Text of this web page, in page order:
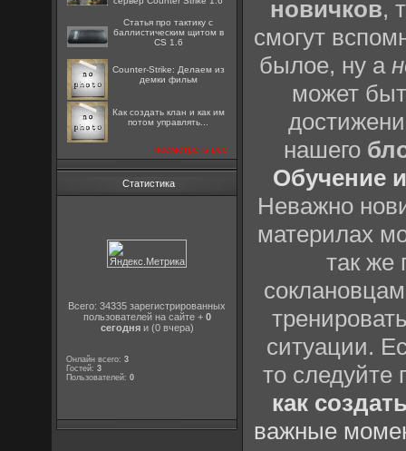
Статья про тактику с
баллистическим щитом в
CS 1.6
Counter-Strike: Делаем из
демки фильм
Как создать клан и как им
потом управлять...
посмотреть все
Статистика
Всего: 34335 зарегистрированных
пользователей на сайте + 0
сегодняи (0 вчера)
Онлайн всего:3
Гостей:3
Пользователей:0
новичков,
смогут
былое, ну а
может
нашего
Обучение
Неважно
материлах
так же
ситуации.
то
как
важные